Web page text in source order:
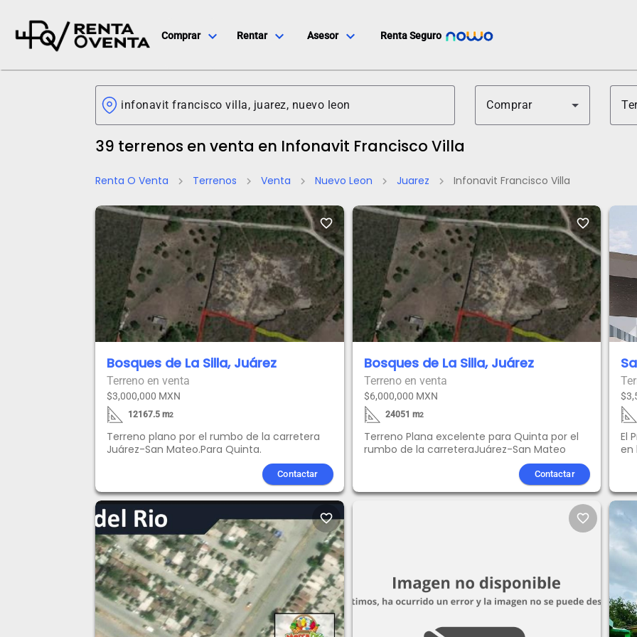
Comprar expand_more Rentar expand_more Asesor expand_more Renta Seguro
Comprar
39 terrenos en venta en Infonavit Francisco Villa
Renta O Venta chevron_right Terrenos chevron_right Venta chevron_right Nuevo Leon chevron_right Juarez chevron_right Infonavit Francisco Villa
favorite_border
Bosques de La Silla, Juárez
Terreno en venta
$3,000,000 MXN
12167.5m2
Terreno plano por el rumbo de la carretera
Juárez-San Mateo.Para Quinta.
Contactar
favorite_border
Bosques de La Silla, Juárez
Terreno en venta
$6,000,000 MXN
24051 m2
Terreno Plana excelente para Quinta por el
rumbo de la carreteraJuárez-San Mateo
Contactar
El
en
y
14
favorite_border favorite_border